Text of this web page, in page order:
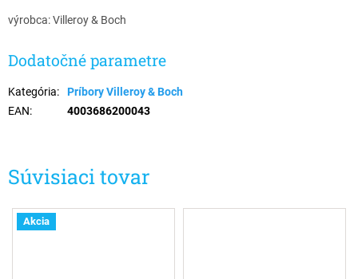
Súvisiaci tovar
Akcia
výrobca: Villeroy & Boch
Dodatočné parametre
Kategória:
Príbory Villeroy & Boch
EAN: 4003686200043